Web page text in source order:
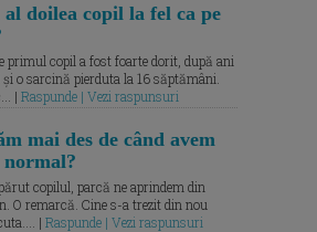
doilea copil la fel ca pe
primul copil a fost foarte dorit, după ani
o sarcină pierduta la 16 săptămâni.
| Raspunde | Vezi raspunsuri
mai des de când avem
copilul, parcă ne aprindem din
O remarcă. Cine s-a trezit din nou
| Raspunde | Vezi raspunsuri